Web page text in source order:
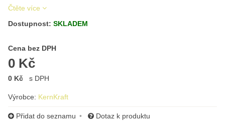
Čtěte více
Dostupnost: SKLADEM
Cena bez DPH
0 Kč
Cena s DPH
0 Kč s DPH
Výrobce: KernKraft
Přidat do seznamu Dotaz k produktu